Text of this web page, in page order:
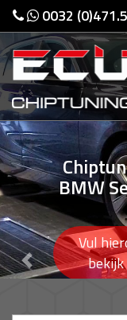
0032
BMW
Vul
Previous